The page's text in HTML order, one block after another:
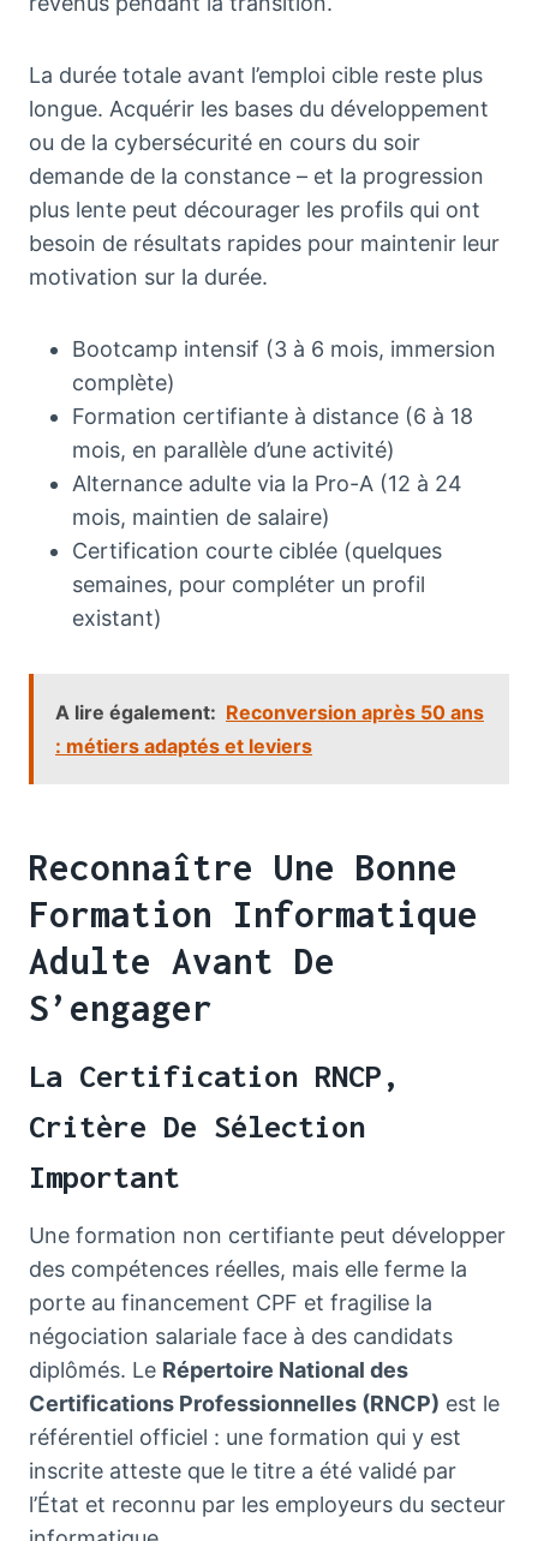
La durée totale avant l’emploi cible reste plus
longue. Acquérir les bases du développement
ou de la cybersécurité en cours du soir
demande de la constance – et la progression
plus lente peut décourager les profils qui ont
besoin de résultats rapides pour maintenir leur
motivation sur la durée.
Bootcamp intensif (3 à 6 mois, immersion
complète)
Formation certifiante à distance (6 à 18
mois, en parallèle d’une activité)
Alternance adulte via la Pro-A (12 à 24
mois, maintien de salaire)
Certification courte ciblée (quelques
semaines, pour compléter un profil
existant)
A lire également: Reconversion après 50 ans
: métiers adaptés et leviers
Reconnaître Une Bonne
Formation Informatique
Adulte Avant De
S’engager
La Certification RNCP,
Critère De Sélection
Important
Une formation non certifiante peut développer
des compétences réelles, mais elle ferme la
porte au financement CPF et fragilise la
négociation salariale face à des candidats
diplômés. Le Répertoire National des
Certifications Professionnelles (RNCP) est le
référentiel officiel : une formation qui y est
inscrite atteste que le titre a été validé par
l’État et reconnu par les employeurs du secteur